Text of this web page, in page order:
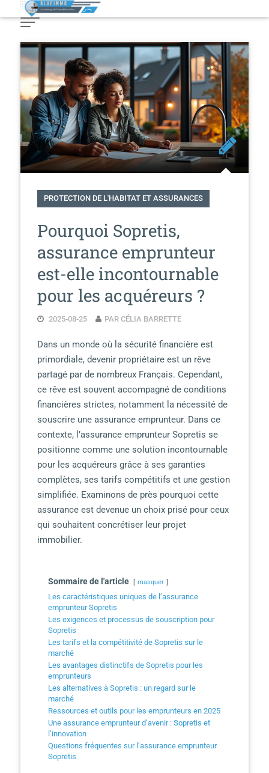
to
PROTECTION DE L'HABITAT ET ASSURANCES
Pourquoi Sopretis,
assurance emprunteur
est-elle incontournable
pour les acquéreurs ?
2025-08-25 PAR CÉLIA BARRETTE
Dans un monde où la sécurité financière est
primordiale, devenir propriétaire est un rêve
partagé par de nombreux Français. Cependant,
ce rêve est souvent accompagné de conditions
financières strictes, notamment la nécessité de
souscrire une assurance emprunteur. Dans ce
contexte, l’assurance emprunteur Sopretis se
positionne comme une solution incontournable
pour les acquéreurs grâce à ses garanties
complètes, ses tarifs compétitifs et une gestion
simplifiée. Examinons de près pourquoi cette
assurance est devenue un choix prisé pour ceux
qui souhaitent concrétiser leur projet
immobilier.
Sommaire de l'article masquer
Les caractéristiques uniques de l’assurance
emprunteur Sopretis
Les exigences et processus de souscription pour
Sopretis
Les tarifs et la compétitivité de Sopretis sur le
marché
Les avantages distinctifs de Sopretis pour les
emprunteurs
Les alternatives à Sopretis : un regard sur le
marché
Ressources et outils pour les emprunteurs en 2025
Une assurance emprunteur d’avenir : Sopretis et
l’innovation
Questions fréquentes sur l’assurance emprunteur
Sopretis